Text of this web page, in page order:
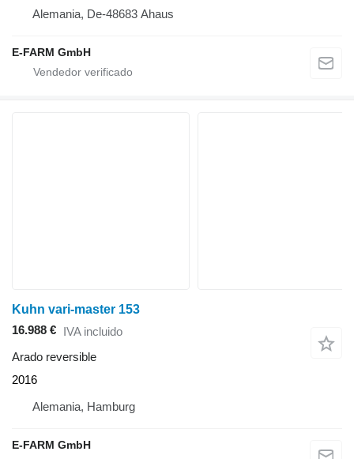
Alemania, De-48683 Ahaus
E-FARM GmbH
Kuhn vari-master 153
16.988 € IVA incluido
Arado reversible
2016
Alemania, Hamburg
E-FARM GmbH